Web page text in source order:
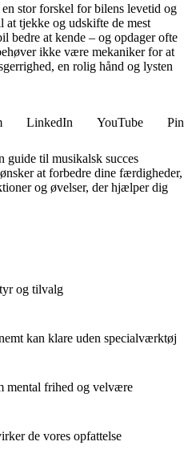
stor forskel for bilens levetid og
at tjekke og udskifte de mest
bedre at kende – og opdager ofte
ikke være mekaniker for at
en rolig hånd og lysten
LinkedIn YouTube
til musikalsk succes
at forbedre dine færdigheder,
og øvelser, der hjælper dig
og tilvalg
kan klare uden specialværktøj
mental frihed og velvære
de vores opfattelse